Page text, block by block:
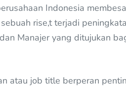
Indonesia
rise,t terjadi
Manajer yang ditujukan
atau job title berperan